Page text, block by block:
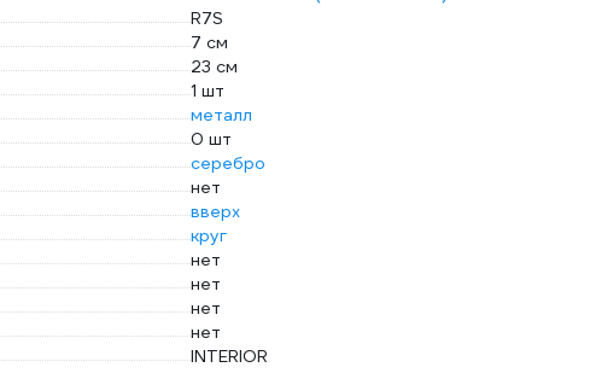
R7S
7 см
23 см
1 шт
металл
0 шт
серебро
нет
вверх
круг
нет
нет
нет
нет
INTERIOR